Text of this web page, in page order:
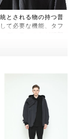
とされる物の持つ普
て必要な機能、タフ
的な物作りをモット
つ1つは、コーディ